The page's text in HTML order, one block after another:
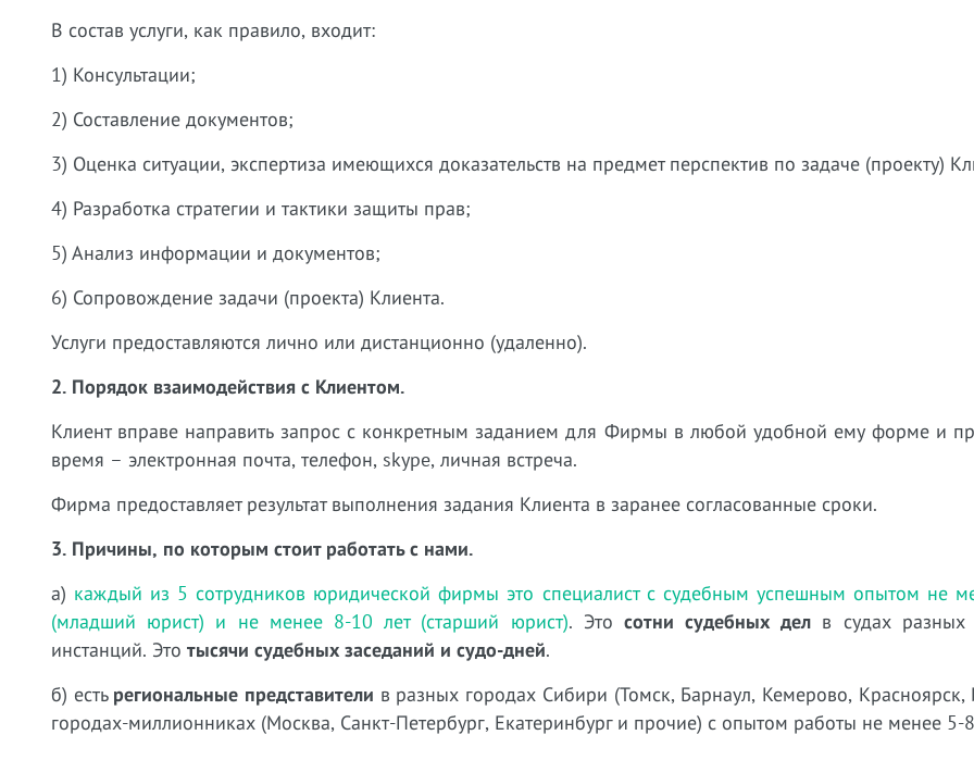
В состав услуги, как правило, входит:
1) Консультации;
2) Составление документов;
3) Оценка ситуации, экспертиза имеющихся доказательств на предмет перспектив по задаче (проекту)
4) Разработка стратегии и тактики защиты прав;
5) Анализ информации и документов;
6) Сопровождение задачи (проекта) Клиента.
Услуги предоставляются лично или дистанционно (удаленно).
2. Порядок взаимодействия с Клиентом.
Клиент вправе направить запрос с конкретным заданием для Фирмы в любой удобной ему форме и
время – электронная почта, телефон, skype, личная встреча.
Фирма предоставляет результат выполнения задания Клиента в заранее согласованные сроки.
3. Причины, по которым стоит работать с нами.
а) каждый из 5 сотрудников юридической фирмы это специалист с судебным успешным опытом не
(младший юрист) и не менее 8-10 лет (старший юрист). Это сотни судебных дел в судах разных
инстанций. Это тысячи судебных заседаний и судо-дней.
б) есть региональные представители в разных городах Сибири (Томск, Барнаул, Кемерово, Красноярск,
городах-миллионниках (Москва, Санкт-Петербург, Екатеринбург и прочие) с опытом работы не менее 5-